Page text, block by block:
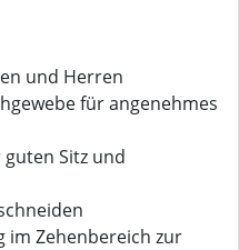
und Herren
für angenehmes
Sitz und
im Zehenbereich zur